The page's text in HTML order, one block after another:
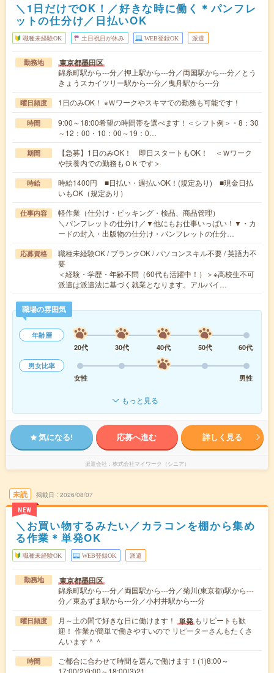
＼1日だけでOK！／好きな時に働く＊パンフレ
ットの仕分け／日払いOK
職種未経験OK 土日祝日が休み WEB登録OK 派遣
勤務地 東京都墨田区
錦糸町駅から---分／押上駅から---分／両国駅から---分／とう
きょうスカイツリー駅から---分／曳舟駅から---分
曜日頻度 1日のみOK！ ※Ｗワークやスキマでの勤務も可能です！
時間
9:00～18:00希望の時間帯を選べます！＜シフト例＞・8：30
～12：00・10：00～19：0…
期間
【急募】1日のみOK！ 即日スタートもOK！ ＜Ｗワーク
や扶養内での勤務もＯＫです＞
時給
時給1400円 ■日払い・週払いOK！(規定あり) ■現金日払
いもOK（規定あり）
仕事内容
軽作業（仕分け・ピッキング・検品、商品管理）
＼パンフレットの仕分け／▼他にもお仕事いっぱい！▼・カ
ードの封入・出版物の仕分け・パンフレットの仕分…
応募資格
職種未経験OK / ブランクOK / パソコンスキル不要 / 英語力不
要
＜経験・学歴・年齢不問（60代も活躍中！）＞※高校生不可
派遣は派遣法に基づく就業となります。アルバイ…
職場の雰囲気
年齢層
20代
30代 40代 50代
60代
男女比率
女性
男性
もっと見る
気になる! 応募へ進む 詳しく見る
派遣会社 株式会社マイワーク（シニア）
未読
NEW
掲載日 2026/08/07
＼お買い物するみたい／カラコンを棚から集め
る作業＊単発OK
職種未経験OK WEB登録OK 派遣
勤務地 東京都墨田区
錦糸町駅から---分／両国駅から---分／菊川(東京都)駅から---
分／東あずま駅から---分／小村井駅から---分
曜日頻度 月～土の間で好きな日に働けます！ 単発 もリピートも歓
迎！ 作業が簡単で働きやすいので リピーターさんもたくさ
んいます＾＾
時間
ご都合に合わせて時間を選んで働けます！(1)8:00～